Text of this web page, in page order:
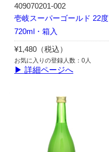
409070201-002
壱岐スーパーゴールド 22度
720ml・箱入
¥1,480（税込）
お気に入りの登録人数：0人
▶ 詳細ページへ